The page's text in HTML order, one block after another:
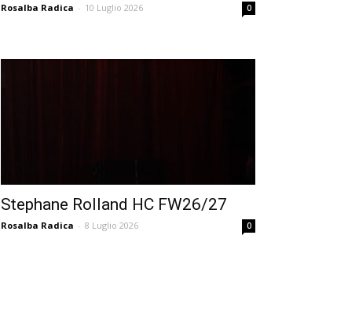
Rosalba Radica - 10 Luglio 2026 0
Stephane Rolland HC FW26/27
Rosalba Radica - 8 Luglio 2026 0